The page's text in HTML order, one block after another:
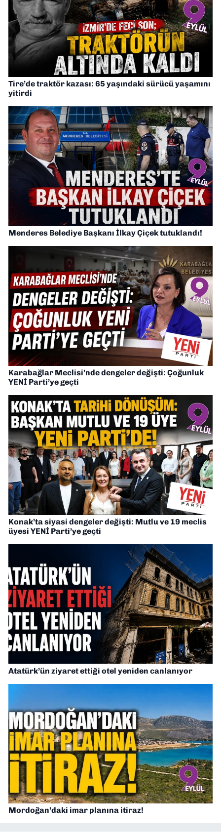
Tire’de traktör kazası: 65 yaşındaki sürücü yaşamını
yitirdi
Menderes Belediye Başkanı İlkay Çiçek tutuklandı!
Karabağlar Meclisi’nde dengeler değişti: Çoğunluk
YENİ Parti’ye geçti
Konak’ta siyasi dengeler değişti: Mutlu ve 19 meclis
üyesi YENİ Parti’ye geçti
Atatürk’ün ziyaret ettiği otel yeniden canlanıyor
Mordoğan’daki imar planına itiraz!